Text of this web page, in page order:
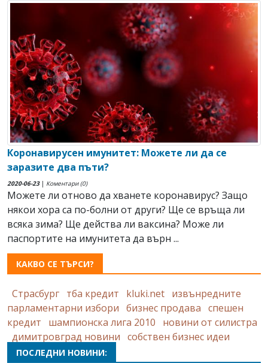
Коронавирусен имунитет: Можете ли да се
заразите два пъти?
2020-06-23| Коментари (0)
Можете ли отново да хванете коронавирус? Защо
някои хора са по-болни от други? Ще се връща ли
всяка зима? Ще действа ли ваксина? Може ли
паспортите на имунитета да върн ...
КАКВО СЕ ТЪРСИ?
Страсбург тба кредит kluki.net извънредните
парламентарни избори бизнес продава спешен
кредит
шампионска лига 2010
новини от силистра
димитровград новини собствен бизнес идеи
ПОСЛЕДНИ НОВИНИ: